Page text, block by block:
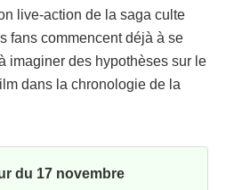
live‑action de la saga culte
fans commencent déjà à se
imaginer des hypothèses sur le
dans la chronologie de la
du 17 novembre